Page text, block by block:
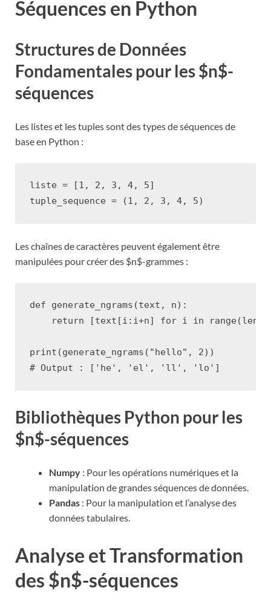
Séquences en Python
Structures de Données
Fondamentales pour les $n$-
séquences
Les listes et les tuples sont des types de séquences de
base en Python :
liste = [1 , 2 , 3 , 4, 5]
tuple_sequence = (1 , 2 , 3 , 4, 5)
Les chaînes de caractères peuvent également être
manipulées pour créer des $n$-grammes :
def generate_ngrams (text , n):
return
[text [i : i+n] for i in range (len
print (generate_ngrams ( "hello" , 2))
# Output : ['he', 'el', 'll', 'lo']
Bibliothèques Python pour les
$n$-séquences
Numpy : Pour les opérations numériques et la
manipulation de grandes séquences de données.
Pandas : Pour la manipulation et l’analyse des
données tabulaires.
Analyse et Transformation
des $n$-séquences